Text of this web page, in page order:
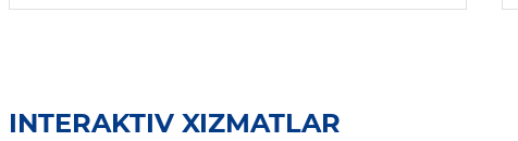
INTERAKTIV XIZMATLAR